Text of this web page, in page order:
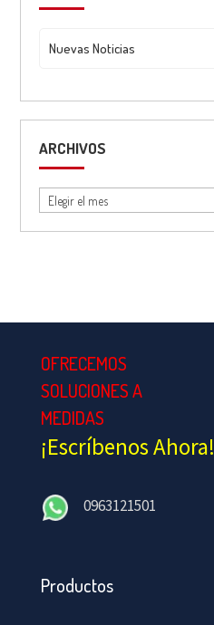
Nuevas Noticias
ARCHIVOS
OFRECEMOS
SOLUCIONES A
MEDIDAS
¡Escríbenos Ahora!
0963121501
Productos